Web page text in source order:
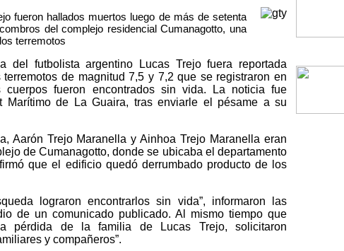
fueron hallados muertos luego de más de setenta
del complejo residencial Cumanagotto, una
terremotos
futbolista argentino Lucas Trejo fuera reportada
de magnitud 7,5 y 7,2 que se registraron en
cuerpos fueron encontrados sin vida. La noticia fue
Marítimo de La Guaira, tras enviarle el pésame a su
Aarón Trejo Maranella y Ainhoa Trejo Maranella eran
de Cumanagotto, donde se ubicaba el departamento
que el edificio quedó derrumbado producto de los
lograron encontrarlos sin vida”, informaron las
de un comunicado publicado. Al mismo tiempo que
la pérdida de la familia de Lucas Trejo, solicitaron
y compañeros”.